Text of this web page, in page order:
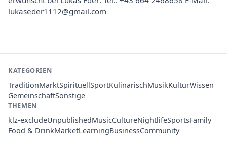
lukaseder1112@gmail.com
KATEGORIEN
TraditionMarktSpirituellSportKulinarischMusikKulturWissen
GemeinschaftSonstige
THEMEN
klz-excludeUnpublishedMusicCultureNightlifeSportsFamily
Food & DrinkMarketLearningBusinessCommunity